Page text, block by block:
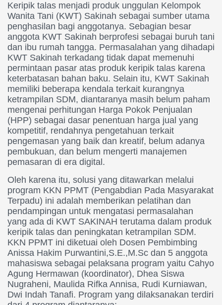
Keripik talas menjadi produk unggulan Kelompok
Wanita Tani (KWT) Sakinah sebagai sumber utama
penghasilan bagi anggotanya. Sebagian besar
anggota KWT Sakinah berprofesi sebagai buruh tani
dan ibu rumah tangga. Permasalahan yang dihadapi
KWT Sakinah terkadang tidak dapat memenuhi
permintaan pasar atas produk keripik talas karena
keterbatasan bahan baku. Selain itu, KWT Sakinah
memiliki beberapa kendala terkait kurangnya
ketrampilan SDM, diantaranya masih belum paham
mengenai perhitungan Harga Pokok Penjualan
(HPP) sebagai dasar penentuan harga jual yang
kompetitif, rendahnya pengetahuan terkait
pengemasan yang baik dan kreatif, belum adanya
pembukuan, dan belum mengerti manajemen
pemasaran di era digital.
Oleh karena itu, solusi yang ditawarkan melalui
program KKN PPMT (Pengabdian Pada Masyarakat
Terpadu) ini adalah memberikan pelatihan dan
pendampingan untuk mengatasi permasalahan
yang ada di KWT SAKINAH terutama dalam produk
keripik talas dan peningkatan ketrampilan SDM.
KKN PPMT ini diketuai oleh Dosen Pembimbing
Anissa Hakim Purwantini,S.E.,M.Sc dan 5 anggota
mahasiswa sebagai pelaksana program yaitu Cahyo
Agung Hermawan (koordinator), Dhea Siswa
Nugraheni, Maulida Rifka Annisa, Rudi Kurniawan,
Dwi Indah Tanafi. Program yang dilaksanakan terdiri